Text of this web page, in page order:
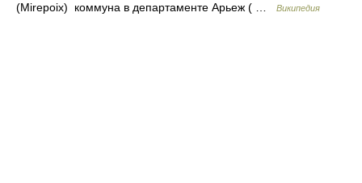
(Mirepoix) коммуна в департаменте Арьеж ( …
Википедия